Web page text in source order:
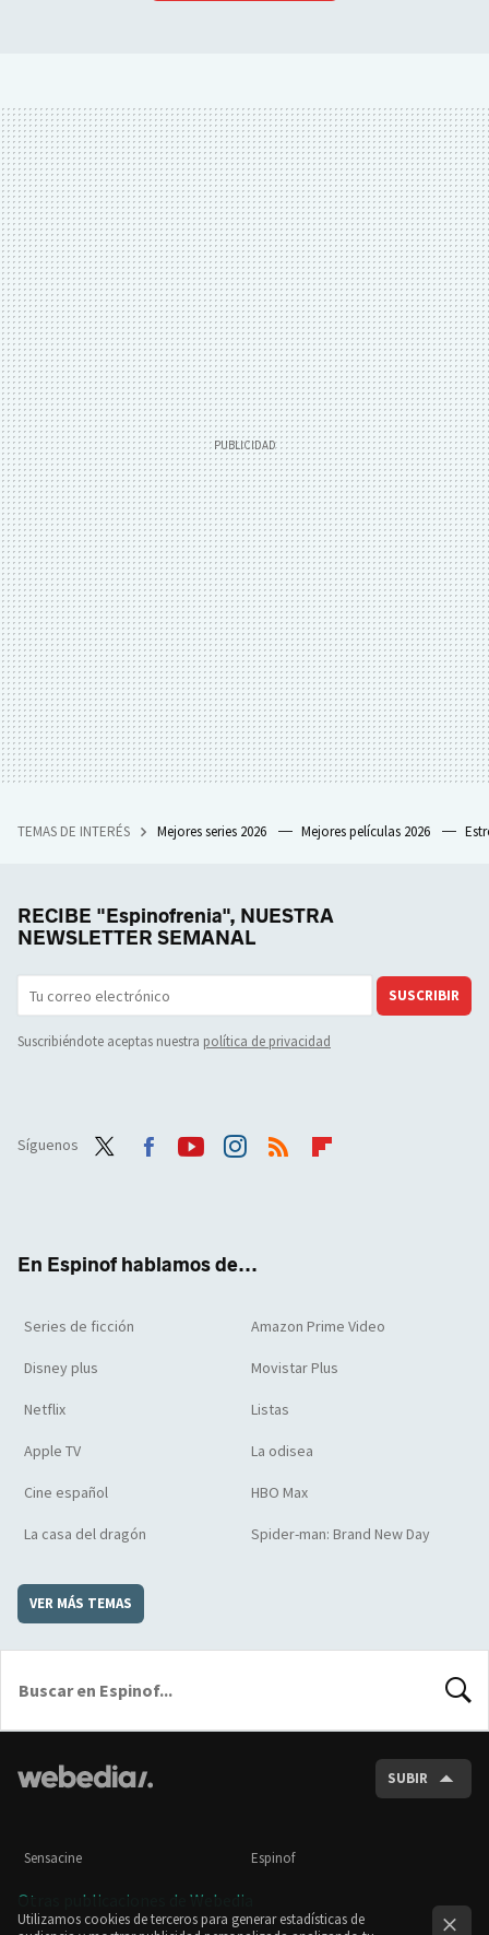
TEMAS DE INTERÉS Mejores series 2026 Mejores películas 2026
RECIBE "Espinofrenia", NUESTRA
NEWSLETTER SEMANAL
SUSCRIBIR
Suscribiéndote aceptas nuestra política de privacidad
Síguenos
En Espinof hablamos de...
Series de ficción Amazon Prime Video
Disney plus Movistar Plus
Netflix Listas
Apple TV La odisea
Cine español HBO Max
La casa del dragón Spider-man: Brand New Day
VER MÁS TEMAS
SUBIR
Sensacine Espinof
Otras publicaciones de Webedia
Utilizamos cookies de terceros para generar estadísticas de